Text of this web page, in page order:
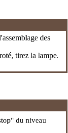
des
tirez la lampe.
du niveau